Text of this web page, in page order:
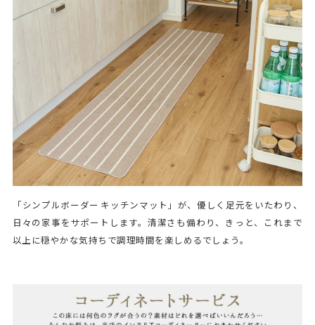
「シンプルボーダー キッチンマット」が、優しく足元をいたわり、
日々の家事をサポートします。清潔さも備わり、きっと、これまで
以上に穏やかな気持ちで調理時間を楽しめるでしょう。